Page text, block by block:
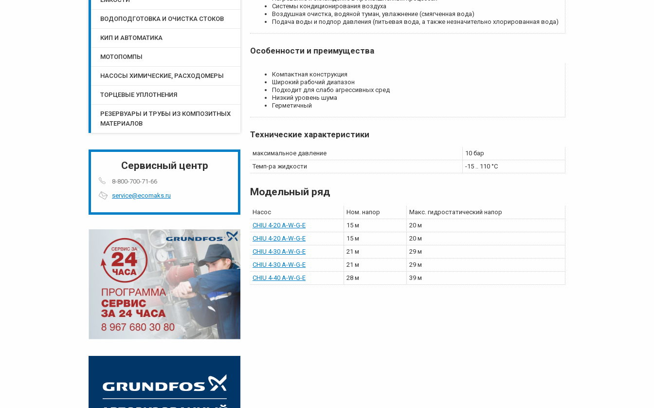
Системы кондиционирования воздуха
Воздушная очистка, водяной туман, увлажнение (смягченная вода)
Подача воды и подпор давления (питьевая вода, а также незначительно хлорированная вода)
Особенности и преимущества
Компактная конструкция
Широкий рабочий диапазон
Подходит для слабо агрессивных сред
Низкий уровень шума
Герметичный
Технические характеристики
максимальное давление
10 бар
Темп-ра жидкости
-15 .. 110 °C
Модельный ряд
Насос Ном. напор
Макс. гидростатический напор
CHIU 4-20 A-W-G-E
15 м
20 м
CHIU 4-20 A-W-G-E
15 м
20 м
CHIU 4-30 A-W-G-E
21 м
29 м
CHIU 4-30 A-W-G-E
21 м
29 м
CHIU 4-40 A-W-G-E
28 м 39 м
ВОДОПОДГОТОВКА И ОЧИСТКА СТОКОВ
КИП И АВТОМАТИКА
МОТОПОМПЫ
НАСОСЫ ХИМИЧЕСКИЕ, РАСХОДОМЕРЫ
ТОРЦЕВЫЕ УПЛОТНЕНИЯ
РЕЗЕРВУАРЫ И ТРУБЫ ИЗ КОМПОЗИТНЫХ
МАТЕРИАЛОВ
Сервисный центр
8-800-700-71-66
service@ecomaks.ru